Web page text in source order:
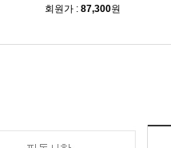
회원가 : 87,300원